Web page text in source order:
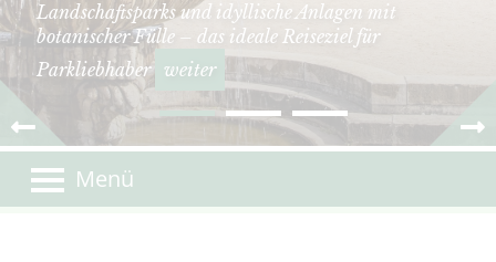
Landschaftsparks und idyllische Anlagen mit
botanischer Fülle – das ideale Reiseziel für
Parkliebhaber weiter
Menü